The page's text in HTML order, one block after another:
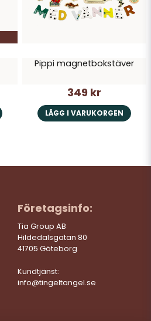
Pippi magnetbokstäver
349 kr
LÄGG I VARUKORGEN
Företagsinfo:
Tia Group AB
Hildedalsgatan 80
41705 Göteborg
Kundtjänst:
info@tingeltangel.se